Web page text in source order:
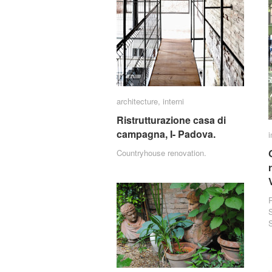
architecture, interni
Ristrutturazione casa di
campagna, I- Padova.
Countryhouse renovation.
architecture interni
Ristrutturazione casa di
campagna, I- Padova.